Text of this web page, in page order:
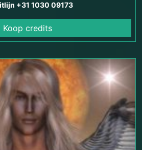
+31 1030 09173
Koop credits